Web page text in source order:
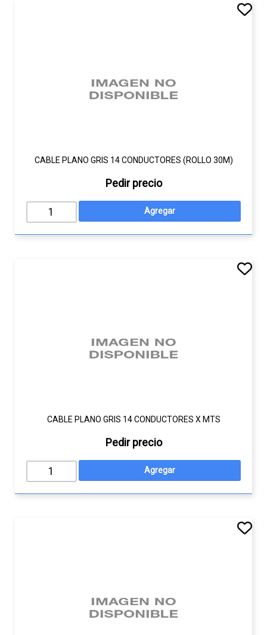
CABLE PLANO GRIS 14 CONDUCTORES (ROLLO 30M)
Pedir precio
CABLE PLANO GRIS 14 CONDUCTORES X MTS
Pedir precio